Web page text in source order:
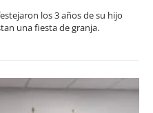
los 3 años de su hijo
una fiesta de granja.